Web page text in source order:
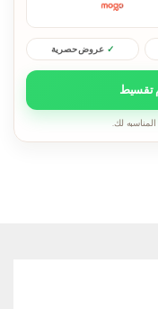
عروض حصرية
تقسيط
لك.